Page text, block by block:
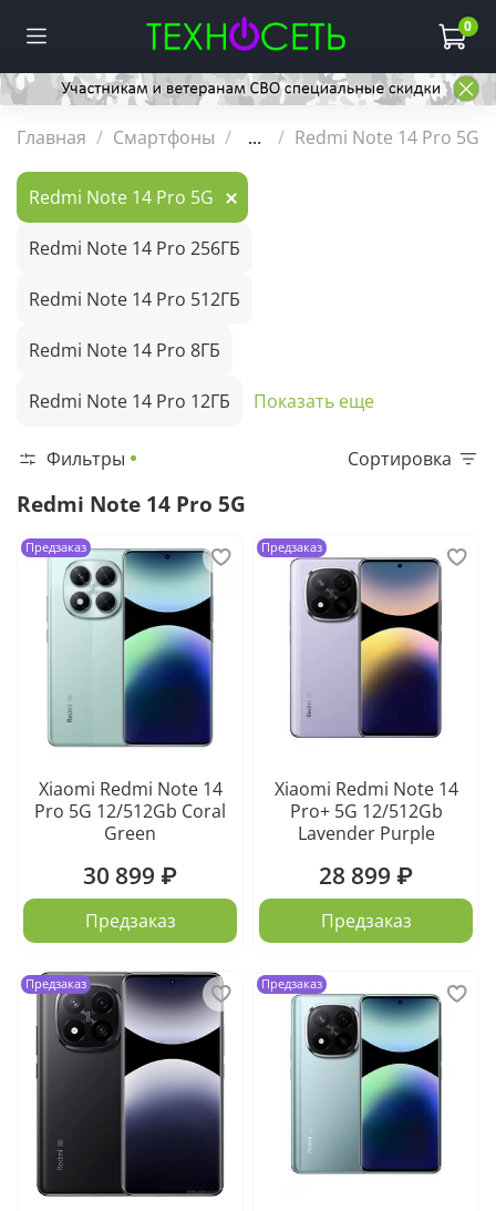
0
Главная Смартфоны ... Redmi Note 14 Pro 5G
Redmi Note 14 Pro 5G
Redmi Note 14 Pro 256ГБ
Redmi Note 14 Pro 512ГБ
Redmi Note 14 Pro 8ГБ
Redmi Note 14 Pro 12ГБ Показать еще
Фильтры Сортировка
Redmi Note 14 Pro 5G
Предзаказ
Xiaomi Redmi Note 14
Pro 5G 12/512Gb Coral
Green
30 899 ₽
Предзаказ
Предзаказ
Xiaomi Redmi Note 14
Pro+ 5G 12/512Gb
Lavender Purple
28 899 ₽
Предзаказ
Предзаказ Предзаказ